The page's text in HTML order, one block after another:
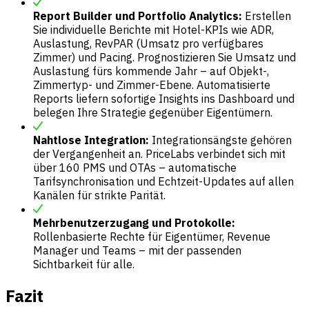
Report Builder und Portfolio Analytics: Erstellen
Sie individuelle Berichte mit Hotel-KPIs wie ADR,
Auslastung, RevPAR (Umsatz pro verfügbares
Zimmer) und Pacing. Prognostizieren Sie Umsatz und
Auslastung fürs kommende Jahr – auf Objekt-,
Zimmertyp- und Zimmer-Ebene. Automatisierte
Reports liefern sofortige Insights ins Dashboard und
belegen Ihre Strategie gegenüber Eigentümern.
Nahtlose Integration: Integrationsängste gehören
der Vergangenheit an. PriceLabs verbindet sich mit
über 160 PMS und OTAs – automatische
Tarifsynchronisation und Echtzeit-Updates auf allen
Kanälen für strikte Parität.
Mehrbenutzerzugang und Protokolle:
Rollenbasierte Rechte für Eigentümer, Revenue
Manager und Teams – mit der passenden
Sichtbarkeit für alle.
Fazit